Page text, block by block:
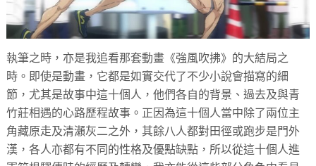
執筆之時，亦是我追看那套動畫《強風吹拂》的大結局之
時。即使是動畫，它都是如實交代了不少小說會描寫的細
節，尤其是故事中這十個人，他們各自的背景、過去及與青
竹莊相遇的心路歷程故事。正因為這十個人當中除了兩位主
角藏原走及清瀨灰二之外，其餘八人都對田徑或跑步是門外
漢，各人亦都有不同的性格及優點缺點，所以從這十個人進